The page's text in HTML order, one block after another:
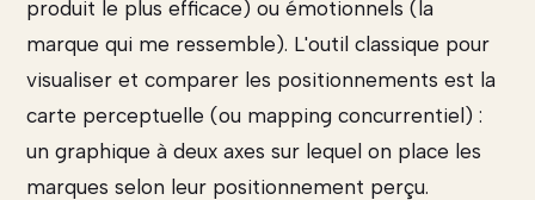
produit le plus efficace) ou émotionnels (la
marque qui me ressemble). L'outil classique pour
visualiser et comparer les positionnements est la
carte perceptuelle (ou mapping concurrentiel) :
un graphique à deux axes sur lequel on place les
marques selon leur positionnement perçu.